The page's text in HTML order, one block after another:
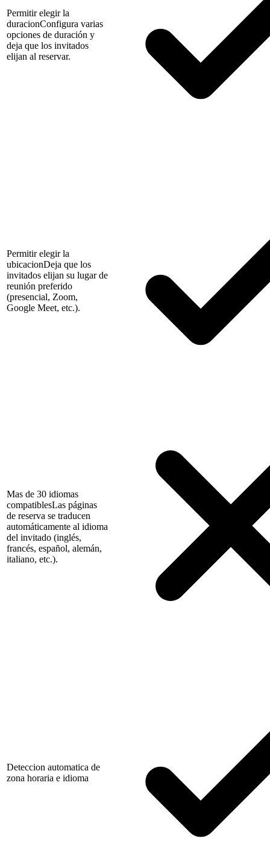
Permitir elegir la
duracionConfigura varias
opciones de duración y
deja que los invitados
elijan al reservar.
Permitir elegir la
ubicacionDeja que los
invitados elijan su lugar de
reunión preferido
(presencial, Zoom,
Google Meet, etc.).
Mas de 30 idiomas
compatiblesLas páginas
de reserva se traducen
automáticamente al idioma
del invitado (inglés,
francés, español, alemán,
italiano, etc.).
Deteccion automatica de
zona horaria e idioma